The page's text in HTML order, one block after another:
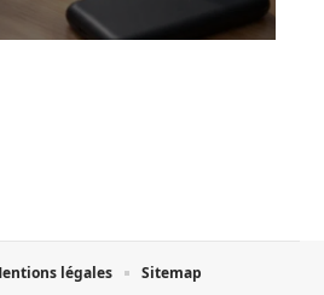
légales Sitemap